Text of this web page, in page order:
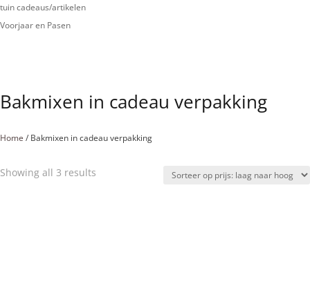
tuin cadeaus/artikelen
Voorjaar en Pasen
Bakmixen in cadeau verpakking
Home / Bakmixen in cadeau verpakking
Showing all 3 results